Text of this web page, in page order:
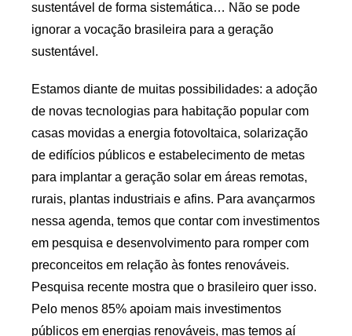
sustentável de forma sistemática… Não se pode
ignorar a vocação brasileira para a geração
sustentável.
Estamos diante de muitas possibilidades: a adoção
de novas tecnologias para habitação popular com
casas movidas a energia fotovoltaica, solarização
de edifícios públicos e estabelecimento de metas
para implantar a geração solar em áreas remotas,
rurais, plantas industriais e afins. Para avançarmos
nessa agenda, temos que contar com investimentos
em pesquisa e desenvolvimento para romper com
preconceitos em relação às fontes renováveis.
Pesquisa recente mostra que o brasileiro quer isso.
Pelo menos 85% apoiam mais investimentos
públicos em energias renováveis, mas temos aí